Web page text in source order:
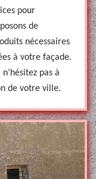
pour
de
nécessaires
à votre façade.
pas à
de votre ville.